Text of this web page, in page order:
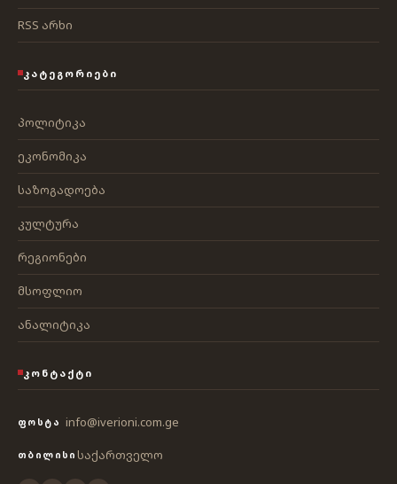
RSS არხი
ᲙᲐᲢᲔᲒᲝᲠᲘᲔᲑᲘ
პოლიტიკა
ეკონომიკა
საზოგადოება
კულტურა
რეგიონები
მსოფლიო
ანალიტიკა
ᲙᲝᲜᲢᲐᲥᲢᲘ
ᲤᲝᲡᲢᲐ info@iverioni.com.ge
ᲗᲑᲘᲚᲘᲡᲘ საქართველო